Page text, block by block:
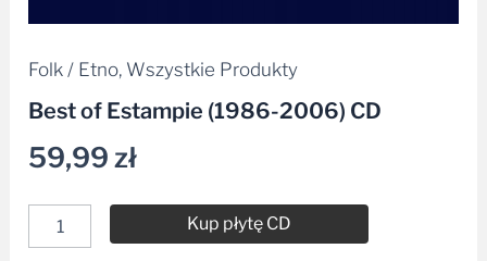
Folk / Etno, Wszystkie Produkty
Best of Estampie (1986-2006) CD
59,99zł
Kup płytę CD